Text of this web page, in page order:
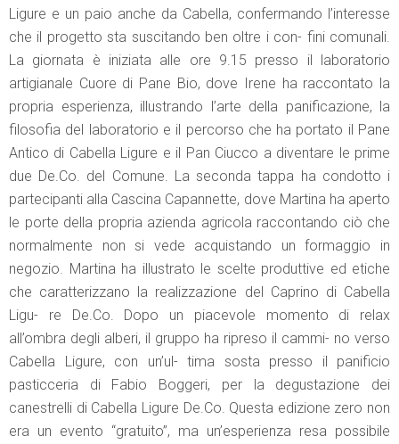
Ligure e un paio anche da Cabella, confermando l’interesse
che il progetto sta suscitando ben oltre i con- fini comunali.
La giornata è iniziata alle ore 9.15 presso il laboratorio
artigianale Cuore di Pane Bio, dove Irene ha raccontato la
propria esperienza, illustrando l’arte della panificazione, la
filosofia del laboratorio e il percorso che ha portato il Pane
Antico di Cabella Ligure e il Pan Ciucco a diventare le prime
due De.Co. del Comune. La seconda tappa ha condotto i
partecipanti alla Cascina Capannette, dove Martina ha aperto
le porte della propria azienda agricola raccontando ciò che
normalmente non si vede acquistando un formaggio in
negozio. Martina ha illustrato le scelte produttive ed etiche
che caratterizzano la realizzazione del Caprino di Cabella
Ligu- re De.Co. Dopo un piacevole momento di relax
all’ombra degli alberi, il gruppo ha ripreso il cammi- no verso
Cabella Ligure, con un’ul- tima sosta presso il panificio
pasticceria di Fabio Boggeri, per la degustazione dei
canestrelli di Cabella Ligure De.Co. Questa edizione zero non
era un evento “gratuito”, ma un’esperienza resa possibile